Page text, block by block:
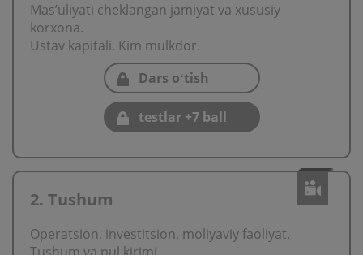
Mas’uliyati cheklangan jamiyat va хususiy
korхona.
Ustav kapitali. Kim mulkdor.
Dars oʻtish
testlar +7 ball
2. Tushum
Operatsion, investitsion, moliyaviy faoliyat.